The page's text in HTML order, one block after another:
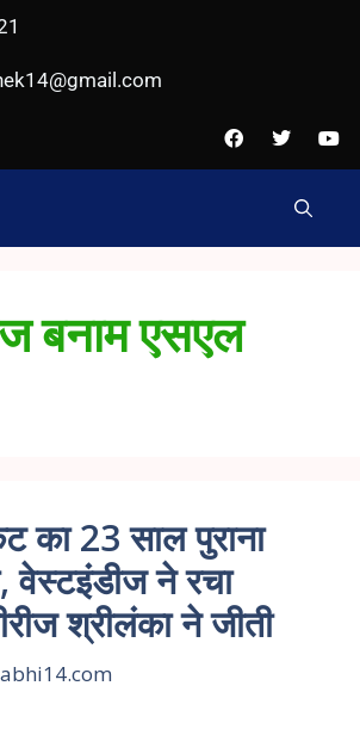
बनाम एसएल
का 23 साल पुराना
वेस्टइंडीज ने रचा
श्रीलंका ने जीती
abhi14.com